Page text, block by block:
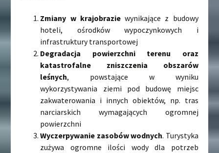
Zmiany w krajobraziewynikające z budowy
hoteli, ośrodków wypoczynkowych i
infrastruktury transportowej
Degradacja powierzchni terenu oraz
katastrofalne zniszczenia obszarów
leśnych, powstające w wyniku
wykorzystywania ziemi pod budowę miejsc
zakwaterowania i innych obiektów, np. tras
narciarskich wymagających ogromnej
powierzchni
Wyczerpywanie zasobów wodnych. Turystyka
zużywa ogromne ilości wody dla potrzeb